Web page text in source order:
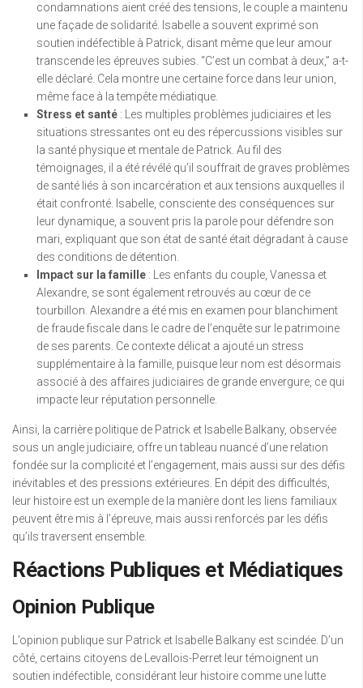
condamnations aient créé des tensions, le couple a maintenu
une façade de solidarité. Isabelle a souvent exprimé son
soutien indéfectible à Patrick, disant même que leur amour
transcende les épreuves subies. “C’est un combat à deux,” a-t-
elle déclaré. Cela montre une certaine force dans leur union,
même face à la tempête médiatique.
Stress et santé : Les multiples problèmes judiciaires et les
situations stressantes ont eu des répercussions visibles sur
la santé physique et mentale de Patrick. Au fil des
témoignages, il a été révélé qu’il souffrait de graves problèmes
de santé liés à son incarcération et aux tensions auxquelles il
était confronté. Isabelle, consciente des conséquences sur
leur dynamique, a souvent pris la parole pour défendre son
mari, expliquant que son état de santé était dégradant à cause
des conditions de détention.
Impact sur la famille : Les enfants du couple, Vanessa et
Alexandre, se sont également retrouvés au cœur de ce
tourbillon. Alexandre a été mis en examen pour blanchiment
de fraude fiscale dans le cadre de l’enquête sur le patrimoine
de ses parents. Ce contexte délicat a ajouté un stress
supplémentaire à la famille, puisque leur nom est désormais
associé à des affaires judiciaires de grande envergure, ce qui
impacte leur réputation personnelle.
Ainsi, la carrière politique de Patrick et Isabelle Balkany, observée
sous un angle judiciaire, offre un tableau nuancé d’une relation
fondée sur la complicité et l’engagement, mais aussi sur des défis
inévitables et des pressions extérieures. En dépit des difficultés,
leur histoire est un exemple de la manière dont les liens familiaux
peuvent être mis à l’épreuve, mais aussi renforcés par les défis
qu’ils traversent ensemble.
Réactions Publiques et Médiatiques
Opinion Publique
L’opinion publique sur Patrick et Isabelle Balkany est scindée. D’un
côté, certains citoyens de Levallois-Perret leur témoignent un
soutien indéfectible, considérant leur histoire comme une lutte